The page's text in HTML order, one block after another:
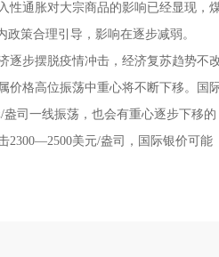
性通胀对大宗商品的影响已经显现，
策合理引导，影响在逐步减弱。
步摆脱疫情冲击，经济复苏趋势不
价格高位振荡中重心将不断下移。国
司一线振荡，也会有重心逐步下移的
2300—2500美元/盎司，国际银价可能